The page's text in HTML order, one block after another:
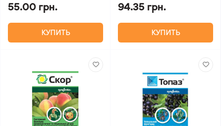
55.00 грн.
КУПИТЬ
94.35 грн.
КУПИТЬ